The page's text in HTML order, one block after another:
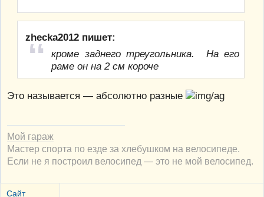
zhecka2012 пишет:
кроме заднего треугольника. На его
раме он на 2 см короче
Это называется — абсолютно разные
Мой гараж
Мастер спорта по езде за хлебушком на велосипеде.
Если не я построил велосипед — это не мой велосипед.
Сайт